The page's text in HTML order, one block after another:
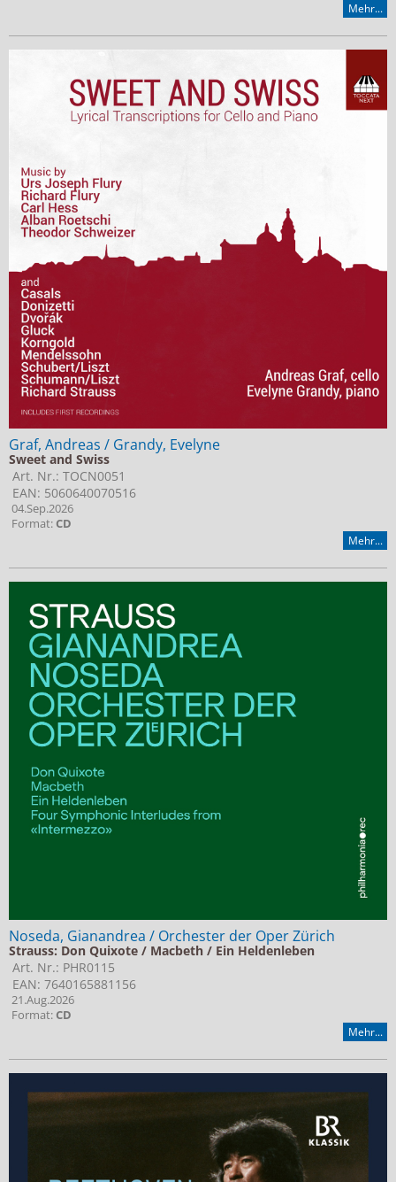
Mehr...
Graf, Andreas / Grandy, Evelyne
Sweet and Swiss
Art. Nr.: TOCN0051
EAN: 5060640070516
04.Sep.2026
Format:CD
Mehr...
Noseda, Gianandrea / Orchester der Oper Zürich
Strauss: Don Quixote / Macbeth / Ein Heldenleben
Art. Nr.: PHR0115
EAN: 7640165881156
21.Aug.2026
Format:CD
Mehr...